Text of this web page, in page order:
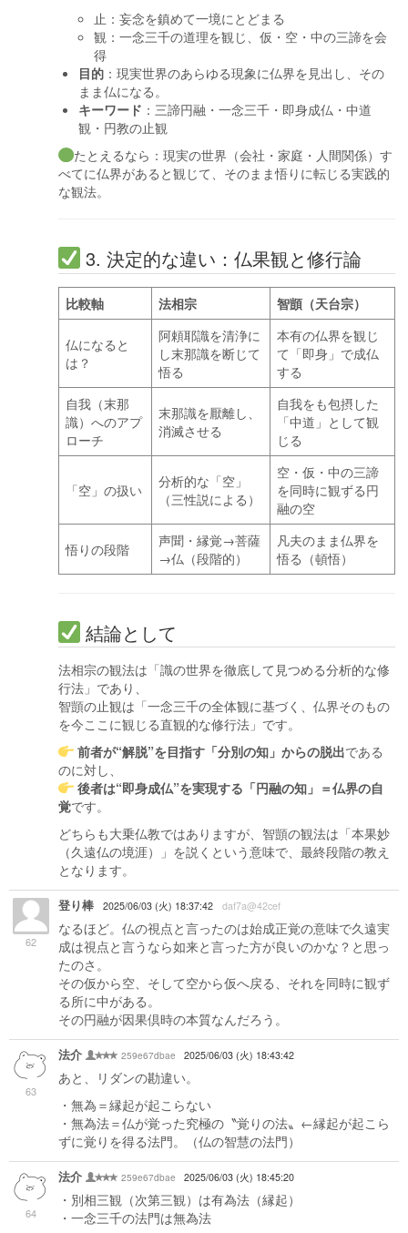
止：妄念を鎮めて一境にとどまる
観：一念三千の道理を観じ、仮・空・中の三諦を会
得
目的 ：現実世界のあらゆる現象に仏界を見出し、その
まま仏になる。
キーワード ：三諦円融・一念三千・即身成仏・中道
観・円教の止観
たとえるなら：現実の世界（会社・家庭・人間関係）す
べてに仏界があると観じて、そのまま悟りに転じる実践的
な観法。
3. 決定的な違い：仏果観と修行論
比較軸 法相宗 智顗（天台宗）
仏になると
は？
阿頼耶識を清浄に
し末那識を断じて
悟る
本有の仏界を観じ
て「即身」で成仏
する
自我（末那
識）へのアプ
ローチ
末那識を厭離し、
消滅させる
自我をも包摂した
「中道」として観
じる
「空」の扱い
分析的な「空」
（三性説による）
空・仮・中の三諦
を同時に観ずる円
融の空
悟りの段階
声聞・縁覚→菩薩
→仏（段階的）
凡夫のまま仏界を
悟る（頓悟）
結論として
法相宗の観法は「識の世界を徹底して見つめる分析的な修
行法」であり、
智顗の止観は「一念三千の全体観に基づく、仏界そのもの
を今ここに観じる直観的な修行法」です。
前者が“解脱”を目指す「分別の知」からの脱出である
のに対し、
後者は“即身成仏”を実現する「円融の知」＝仏界の自
覚です。
どちらも大乗仏教ではありますが、智顗の観法は「本果妙
（久遠仏の境涯）」を説くという意味で、最終段階の教え
となります。
62
登り棒 2025/06/03 (火) 18:37:42 daf7a@42cef
なるほど。仏の視点と言ったのは始成正覚の意味で久遠実
成は視点と言うなら如来と言った方が良いのかな？と思っ
たのさ。
その仮から空、そして空から仮へ戻る、それを同時に観ず
る所に中がある。
その円融が因果倶時の本質なんだろう。
63
法介 259e67dbae 2025/06/03 (火) 18:43:42
あと、リダンの勘違い。
・無為＝縁起が起こらない
・無為法＝仏が覚った究極の〝覚りの法〟←縁起が起こら
ずに覚りを得る法門。（仏の智慧の法門）
64
法介 259e67dbae 2025/06/03 (火) 18:45:20
・別相三観（次第三観）は有為法（縁起）
・一念三千の法門は無為法